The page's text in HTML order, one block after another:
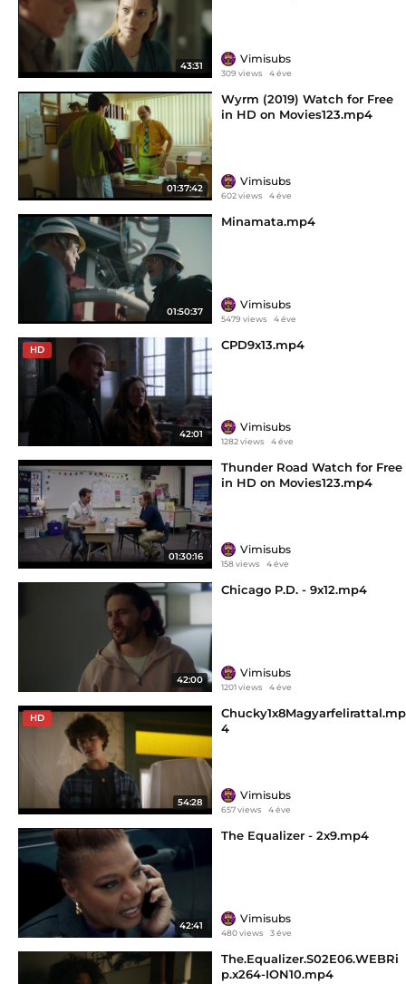
43:31
Vimisubs
309 views 4 éve
01:37:42
Wyrm (2019) Watch for Free
in HD on Movies123.mp4
Vimisubs
602 views 4 éve
01:50:37
Minamata.mp4
Vimisubs
5479 views 4 éve
HD
42:01
CPD9x13.mp4
Vimisubs
1282 views 4 éve
01:30:16
Thunder Road Watch for Free
in HD on Movies123.mp4
Vimisubs
158 views 4 éve
42:00
Chicago P.D. - 9x12.mp4
Vimisubs
1201 views 4 éve
HD
54:28
Chucky1x8Magyarfelirattal.mp
4
Vimisubs
657 views 4 éve
42:41
The Equalizer - 2x9.mp4
Vimisubs
480 views 3 éve
The.Equalizer.S02E06.WEBRi
p.x264-ION10.mp4